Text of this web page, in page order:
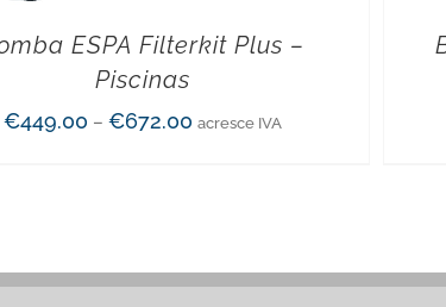
ESPA Filterkit Plus –
Piscinas
€449.00 – €672.00 acresce IVA